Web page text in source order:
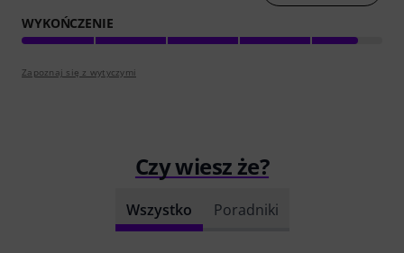
WYKOŃCZENIE
Zapoznaj się z wytyczymi
Czy wiesz że?
Wszystko Poradniki